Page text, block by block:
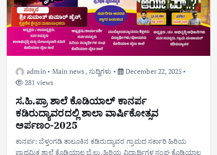
admin Main news, ಸುದ್ದಿಗಳು
December 22, 2025
281 views
ಸ.ಹಿ.ಪ್ರಾ ಶಾಲೆ ಕೊಡಿಯಾಲ್ ಕಾನರ್ಪ
ಕಡಿರುದ್ಯಾವರದಲ್ಲಿ ಶಾಲಾ ವಾರ್ಷಿಕೋತ್ಸವ
ಅರ್ಪಣಂ-2025
ಕಾನರ್ಪ: ಬೆಳ್ತಂಗಡಿ ತಾಲೂಕಿನ ಕಡಿರುದ್ಯಾವರ ಗ್ರಾಮದ ಸರ್ಕಾರಿ ಹಿರಿಯ
ಪ್ರಾಥಮಿಕ ಶಾಲೆ ಕೊಡಿಯಾಲ ಬೈಲು, ಹಿರಿಯ ವಿದ್ಯಾರ್ಥಿಗಳ ಸಂಘ ಕೊಡಿಯಾಲ